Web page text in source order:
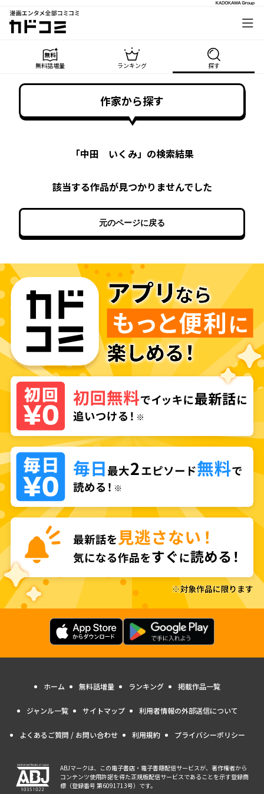
漫画エンタメ全部コミコミ
カドコミ
無料話増量 ランキング 探す
作家から探す
「中田 いくみ」の検索結果
該当する作品が見つかりませんでした
元のページに戻る
ホーム 無料話増量 ランキング 掲載作品一覧
ジャンル一覧 サイトマップ 利用者情報の外部送信について
よくあるご質問 / お問い合わせ 利用規約 プライバシーポリシー
ABJマークは、この電子書店・電子書籍配信サービスが、著作権者から
コンテンツ使用許諾を得た正規版配信サービスであることを示す登録商
標（登録番号 第6091713号）です。